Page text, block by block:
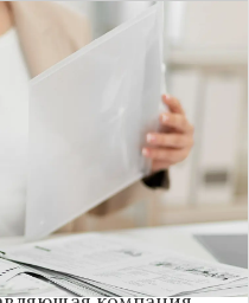
жилищно-
важное
канала "ВЗО
общего
в отдельную
понимание, за
частоту
должно
в неделю, удаление
снега – по мере